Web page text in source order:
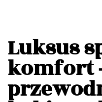
Luksus
komfort